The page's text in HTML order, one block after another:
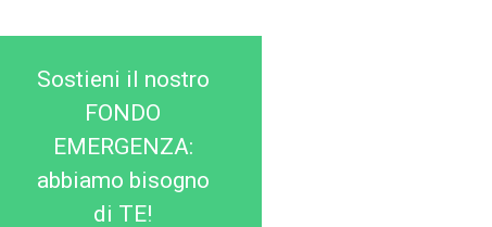
Sostieni il nostro
FONDO
EMERGENZA:
abbiamo bisogno
di TE!